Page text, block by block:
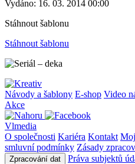
Vydáno: 16. 03. 2014 00:00
Stáhnout šablonu
Stáhnout šablonu
Návody a šablony E-shop Video
Akce
Vlmedia
O společnosti Kariéra Kontakt
smluvní podmínky Zásady
Zpracování dat
Práva subjektů